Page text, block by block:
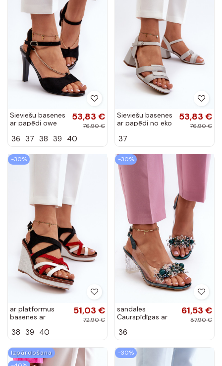
Sieviešu basenes
ar papēdi owe
SK925 melnas
53,83 €
76,90 €
36 37 38 39 40
Sieviešu basenes
ar papēdi no eko
Leone SK894
53,83 €
76,90 €
37
-30%
ar platformus
basenes ar
krāsas Ellen
51,03 €
72,90 €
38 39 40
-30%
sandales
Caurspīdīgas ar
krāsas D&A
61,53 €
87,90 €
36
Izpārdošana
-30%